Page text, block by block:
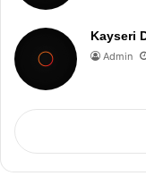
Kayseri
Admin